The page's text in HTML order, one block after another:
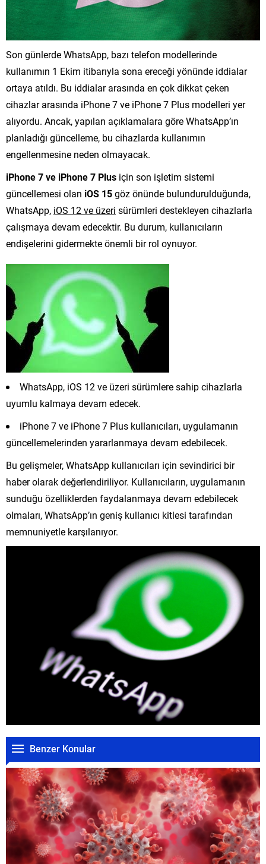
Son günlerde WhatsApp, bazı telefon modellerinde
kullanımın 1 Ekim itibarıyla sona ereceği yönünde iddialar
ortaya atıldı. Bu iddialar arasında en çok dikkat çeken
cihazlar arasında iPhone 7 ve iPhone 7 Plus modelleri yer
alıyordu. Ancak, yapılan açıklamalara göre WhatsApp’ın
planladığı güncelleme, bu cihazlarda kullanımın
engellenmesine neden olmayacak.
iPhone 7 ve iPhone 7 Plus için son işletim sistemi
güncellemesi olan iOS 15göz önünde bulundurulduğunda,
WhatsApp, iOS 12 ve üzeri sürümleri destekleyen cihazlarla
çalışmaya devam edecektir. Bu durum, kullanıcıların
endişelerini gidermekte önemli bir rol oynuyor.
WhatsApp, iOS 12 ve üzeri sürümlere sahip cihazlarla
uyumlu kalmaya devam edecek.
iPhone 7 ve iPhone 7 Plus kullanıcıları, uygulamanın
güncellemelerinden yararlanmaya devam edebilecek.
Bu gelişmeler, WhatsApp kullanıcıları için sevindirici bir
haber olarak değerlendiriliyor. Kullanıcıların, uygulamanın
sunduğu özelliklerden faydalanmaya devam edebilecek
olmaları, WhatsApp’ın geniş kullanıcı kitlesi tarafından
memnuniyetle karşılanıyor.
Benzer Konular